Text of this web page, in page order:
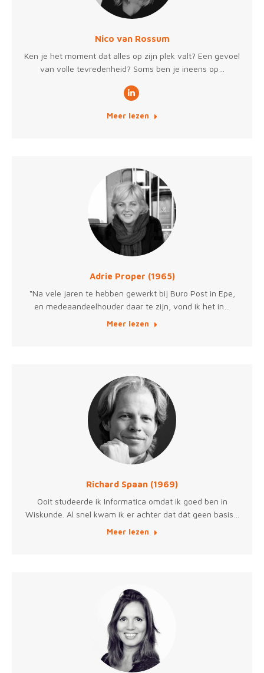
Nico van Rossum
Ken je het moment dat alles op zijn plek valt? Een gevoel
van volle tevredenheid? Soms ben je ineens op…
Linkedin
Meer lezen
Adrie Proper (1965)
“Na vele jaren te hebben gewerkt bij Buro Post in Epe,
en medeaandeelhouder daar te zijn, vond ik het in…
Meer lezen
Richard Spaan (1969)
Ooit studeerde ik Informatica omdat ik goed ben in
Wiskunde. Al snel kwam ik er achter dat dát geen basis…
Meer lezen